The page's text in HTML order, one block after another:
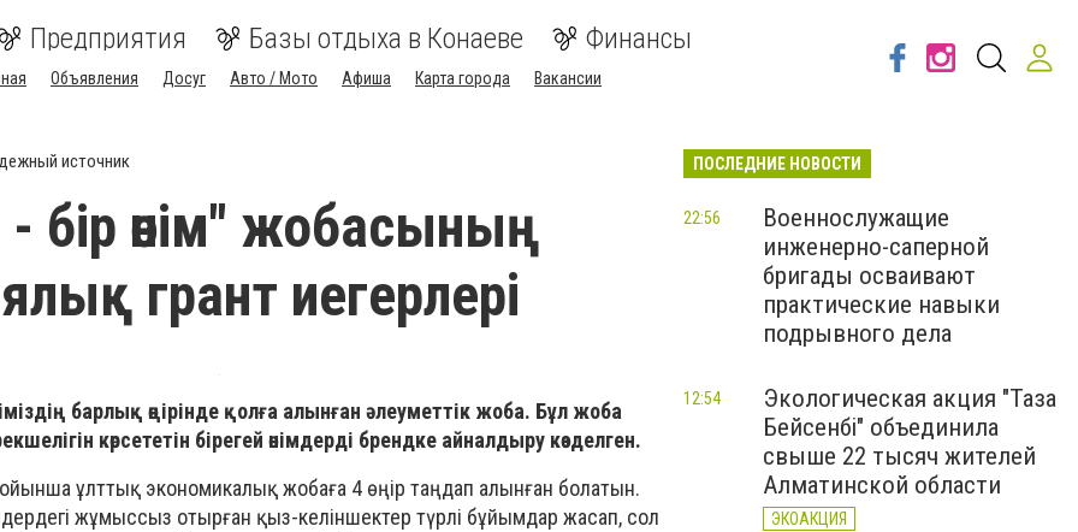
Предприятия Базы отдыха в Конаеве Финансы
Объявления Досуг Авто / Мото Афиша Карта города Вакансии
источник
бір өнім" жобасының
грант иегерлері
барлық өңірінде қолға алынған әлеуметтік жоба. Бұл жоба
көрсететін бірегей өнімдерді брендке айналдыру көзделген.
ұлттық экономикалық жобаға 4 өңір таңдап алынған болатын.
жұмыссыз отырған қыз-келіншектер түрлі бұйымдар жасап, сол
ПОСЛЕДНИЕ НОВОСТИ
Военнослужащие
инженерно-саперной
бригады осваивают
практические навыки
подрывного дела
22:56
Экологическая акция "Таза
Бейсенбі" объединила
свыше 22 тысяч жителей
Алматинской области
ЭКОАКЦИЯ
12:54